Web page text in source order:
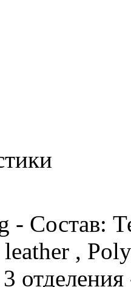
- Состав:
,